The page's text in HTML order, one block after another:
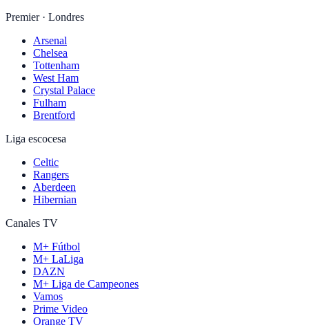
Premier · Londres
Arsenal
Chelsea
Tottenham
West Ham
Crystal Palace
Fulham
Brentford
Liga escocesa
Celtic
Rangers
Aberdeen
Hibernian
Canales TV
M+ Fútbol
M+ LaLiga
DAZN
M+ Liga de Campeones
Vamos
Prime Video
Orange TV